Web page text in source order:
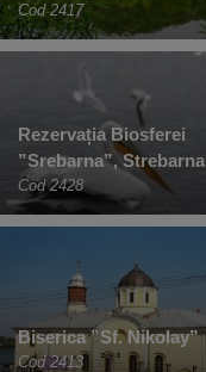
Cod 2417
Rezervația Biosferei
”Srebarna”, Strebarna
Cod 2428
Biserica ”Sf. Nikolay”
Cod 2413